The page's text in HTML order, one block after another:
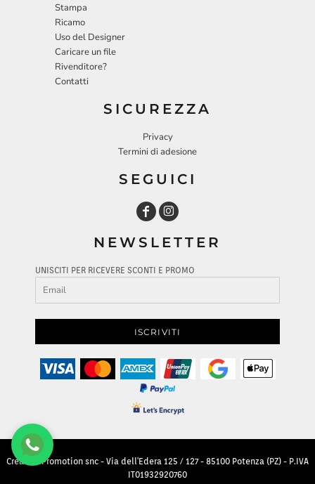
Stampa
Ricamo
Uso del Designer
Caricare un file
Rivenditore?
Contatti
SICUREZZA
Privacy
Termini di adesione
SEGUICI
NEWSLETTER
UNISCITI PER RICEVERE SCONTI E PROMO
ISCRIVITI
Creative Promotion snc - Via dell'Edera 125 / 127 - 85100 Potenza (PZ) - P.IVA
IT01932920760